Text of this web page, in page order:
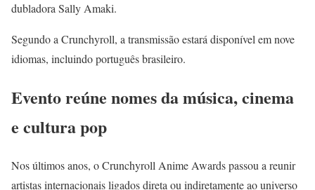
dubladora Sally Amaki.
Segundo a Crunchyroll, a transmissão estará disponível em nove
idiomas, incluindo português brasileiro.
Evento reúne nomes da música, cinema
e cultura pop
Nos últimos anos, o Crunchyroll Anime Awards passou a reunir
artistas internacionais ligados direta ou indiretamente ao universo